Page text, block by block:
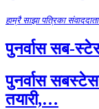
हाम्रै साझा पत्रिका संवाददाता
पुनर्वास सब-
पुनर्वास
तयारी,…